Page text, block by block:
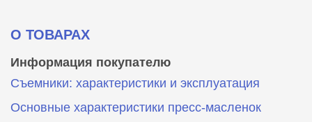
О ТОВАРАХ
Информация покупателю
Съемники: характеристики и эксплуатация
Основные характеристики пресс‑масленок